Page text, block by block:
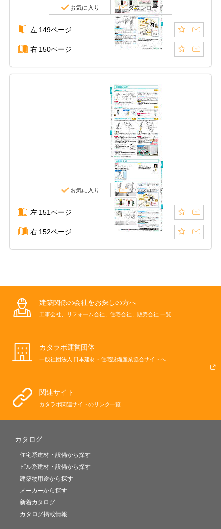
お気に入り ダウンロード
左 149ページ
右 150ページ
お気に入り ダウンロード
左 151ページ
右 152ページ
建築関係の会社をお探しの方へ
工事会社、リフォーム会社、住宅会社、販売会社 一覧
カタラボ運営団体
一般社団法人 日本建材・住宅設備産業協会サイトへ
関連サイト
カタラボ関連サイトのリンク一覧
カタログ
住宅系建材・設備から探す
ビル系建材・設備から探す
建築物用途から探す
メーカーから探す
新着カタログ
カタログ掲載情報